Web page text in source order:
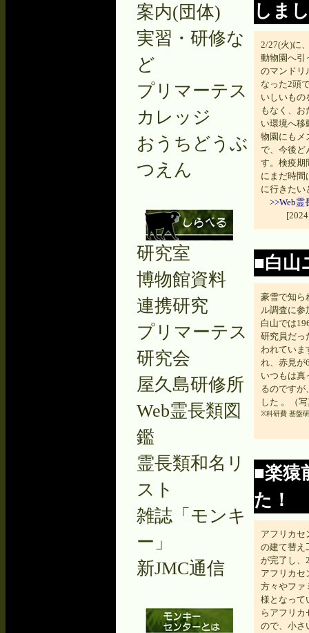
しま
2/27(火)に
動物園へ引
のマンドリ
なった2頭
いしいもの
もなく、
い環境へ移
物園にもメ
で、今後ど
す。検疫期
にまだ時間
に行きたい
>>Web
■白山
豪雪で知ら
ル調査に参
白山では
研究員だっ
われていま
れ、赤見が
いつもは真
るのですが
した 。（
※科研費 基盤研
■楽猿
た！
アフリカセ
の建て替え
が完了し、
アフリカセ
方々やファ
様となって
らアフリ
ので、小さ
案内(団体)
実習・研修な
ど
プリマーテス
カレッジ
おうちどうぶ
つえん
研究室
博物館資料
連携研究
プリマーテス
研究会
屋久島研修所
Web霊長類図
鑑
霊長類和名リ
スト
雑誌「モンキ
ー」
新JMC通信